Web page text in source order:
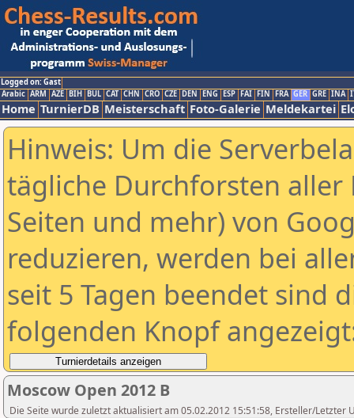
Logged on: Gast
Arabic ARM AZE BIH BUL CAT CHN CRO CZE DEN ENG ESP FAI FIN FRA GER GRE INA
Home TurnierDB Meisterschaft Foto-Galerie Meldekartei
Hinweis: Um die
tägliche Durchforsten aller
Seiten und mehr) von
reduzieren, werden bei
seit 5 Tagen beendet sind
folgenden Knopf
Moscow Open 2012 B
Die Seite wurde zuletzt aktualisiert am 05.02.2012 15:51:58, Ersteller/Letzter